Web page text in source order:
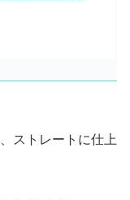
ストレートに仕上